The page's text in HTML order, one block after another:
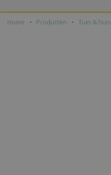
Home Producten Tuin & huis